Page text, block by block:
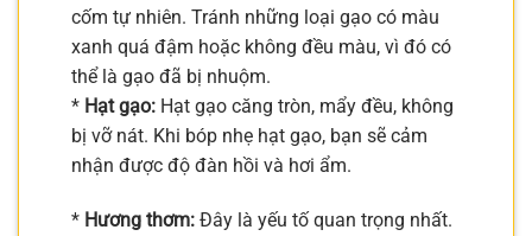
cốm tự nhiên. Tránh những loại gạo có màu
xanh quá đậm hoặc không đều màu, vì đó có
thể là gạo đã bị nhuộm.
* Hạt gạo: Hạt gạo căng tròn, mẩy đều, không
bị vỡ nát. Khi bóp nhẹ hạt gạo, bạn sẽ cảm
nhận được độ đàn hồi và hơi ẩm.
* Hương thơm: Đây là yếu tố quan trọng nhất.